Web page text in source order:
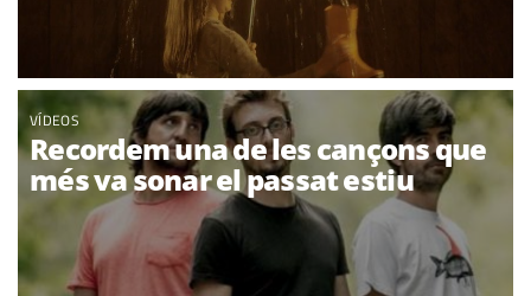
VÍDEOS
Recordem una de les cançons que
més va sonar el passat estiu